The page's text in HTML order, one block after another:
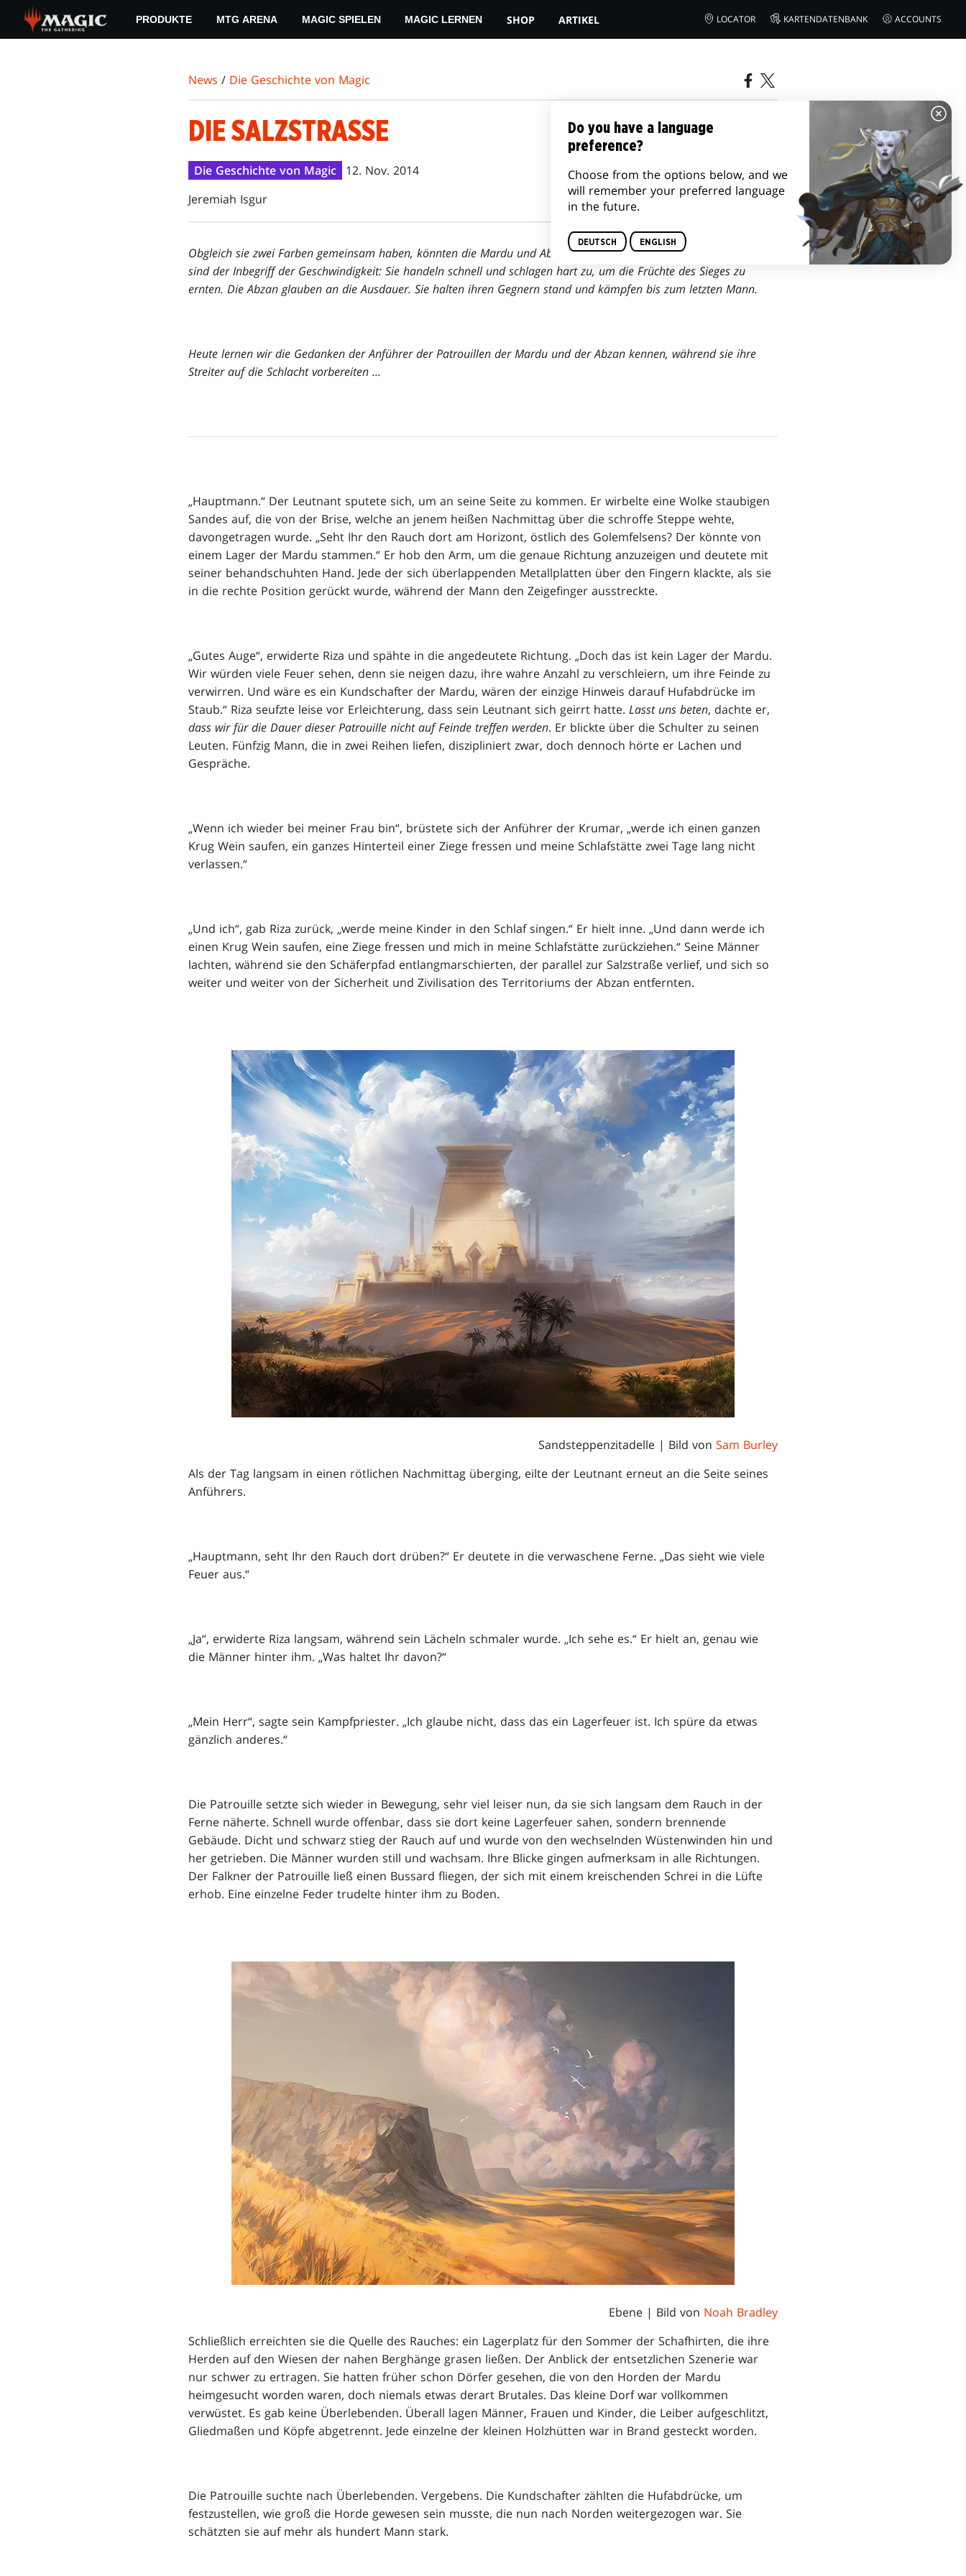
main
PRODUKTE MTG ARENA MAGIC SPIELEN MAGIC LERNEN SHOP ARTIKEL LOCATOR KARTENDATENBANK ACCOUNTS
News / Die Geschichte von Magic
DIE SALZSTRASSE
Die Geschichte von Magic
12. Nov. 2014
Jeremiah Isgur
Obgleich sie zwei Farben gemeinsam haben, könnten die Mardu und Abzan nicht unterschiedlicher sein. Die Mardu
sind der Inbegriff der Geschwindigkeit: Sie handeln schnell und schlagen hart zu, um die Früchte des Sieges zu
ernten. Die Abzan glauben an die Ausdauer. Sie halten ihren Gegnern stand und kämpfen bis zum letzten Mann.
Heute lernen wir die Gedanken der Anführer der Patrouillen der Mardu und der Abzan kennen, während sie ihre
Streiter auf die Schlacht vorbereiten ...
„Hauptmann.“ Der Leutnant sputete sich, um an seine Seite zu kommen. Er wirbelte eine Wolke staubigen
Sandes auf, die von der Brise, welche an jenem heißen Nachmittag über die schroffe Steppe wehte,
davongetragen wurde. „Seht Ihr den Rauch dort am Horizont, östlich des Golemfelsens? Der könnte von
einem Lager der Mardu stammen.“ Er hob den Arm, um die genaue Richtung anzuzeigen und deutete mit
seiner behandschuhten Hand. Jede der sich überlappenden Metallplatten über den Fingern klackte, als sie
in die rechte Position gerückt wurde, während der Mann den Zeigefinger ausstreckte.
„Gutes Auge“, erwiderte Riza und spähte in die angedeutete Richtung. „Doch das ist kein Lager der Mardu.
Wir würden viele Feuer sehen, denn sie neigen dazu, ihre wahre Anzahl zu verschleiern, um ihre Feinde zu
verwirren. Und wäre es ein Kundschafter der Mardu, wären der einzige Hinweis darauf Hufabdrücke im
Staub.“ Riza seufzte leise vor Erleichterung, dass sein Leutnant sich geirrt hatte. Lasst uns beten, dachte er,
dass wir für die Dauer dieser Patrouille nicht auf Feinde treffen werden. Er blickte über die Schulter zu seinen
Leuten. Fünfzig Mann, die in zwei Reihen liefen, diszipliniert zwar, doch dennoch hörte er Lachen und
Gespräche.
„Wenn ich wieder bei meiner Frau bin“, brüstete sich der Anführer der Krumar, „werde ich einen ganzen
Krug Wein saufen, ein ganzes Hinterteil einer Ziege fressen und meine Schlafstätte zwei Tage lang nicht
verlassen.“
„Und ich“, gab Riza zurück, „werde meine Kinder in den Schlaf singen.“ Er hielt inne. „Und dann werde ich
einen Krug Wein saufen, eine Ziege fressen und mich in meine Schlafstätte zurückziehen.“ Seine Männer
lachten, während sie den Schäferpfad entlangmarschierten, der parallel zur Salzstraße verlief, und sich so
weiter und weiter von der Sicherheit und Zivilisation des Territoriums der Abzan entfernten.
Sandsteppenzitadelle | Bild von Sam Burley
Als der Tag langsam in einen rötlichen Nachmittag überging, eilte der Leutnant erneut an die Seite seines
Anführers.
„Hauptmann, seht Ihr den Rauch dort drüben?“ Er deutete in die verwaschene Ferne. „Das sieht wie viele
Feuer aus.“
„Ja“, erwiderte Riza langsam, während sein Lächeln schmaler wurde. „Ich sehe es.“ Er hielt an, genau wie
die Männer hinter ihm. „Was haltet Ihr davon?“
„Mein Herr“, sagte sein Kampfpriester. „Ich glaube nicht, dass das ein Lagerfeuer ist. Ich spüre da etwas
gänzlich anderes.“
Die Patrouille setzte sich wieder in Bewegung, sehr viel leiser nun, da sie sich langsam dem Rauch in der
Ferne näherte. Schnell wurde offenbar, dass sie dort keine Lagerfeuer sahen, sondern brennende
Gebäude. Dicht und schwarz stieg der Rauch auf und wurde von den wechselnden Wüstenwinden hin und
her getrieben. Die Männer wurden still und wachsam. Ihre Blicke gingen aufmerksam in alle Richtungen.
Der Falkner der Patrouille ließ einen Bussard fliegen, der sich mit einem kreischenden Schrei in die Lüfte
erhob. Eine einzelne Feder trudelte hinter ihm zu Boden.
Ebene | Bild von Noah Bradley
Schließlich erreichten sie die Quelle des Rauches: ein Lagerplatz für den Sommer der Schafhirten, die ihre
Herden auf den Wiesen der nahen Berghänge grasen ließen. Der Anblick der entsetzlichen Szenerie war
nur schwer zu ertragen. Sie hatten früher schon Dörfer gesehen, die von den Horden der Mardu
heimgesucht worden waren, doch niemals etwas derart Brutales. Das kleine Dorf war vollkommen
verwüstet. Es gab keine Überlebenden. Überall lagen Männer, Frauen und Kinder, die Leiber aufgeschlitzt,
Gliedmaßen und Köpfe abgetrennt. Jede einzelne der kleinen Holzhütten war in Brand gesteckt worden.
Die Patrouille suchte nach Überlebenden. Vergebens. Die Kundschafter zählten die Hufabdrücke, um
festzustellen, wie groß die Horde gewesen sein musste, die nun nach Norden weitergezogen war. Sie
schätzten sie auf mehr als hundert Mann stark.
Do you have a language
preference?
Choose from the options below, and we
will remember your preferred language
in the future.
DEUTSCH ENGLISH